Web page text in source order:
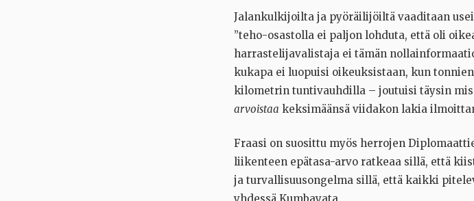
Jalankulkijoilta ja pyöräilijöiltä vaaditaan
”teho-osastolla ei paljon lohduta, että oli
harrastelijavalistaja ei tämän
kukapa ei luopuisi oikeuksistaan, kun
kilometrin tuntivauhdilla – joutuisi täysin
arvoistaa keksimäänsä viidakon lakia
Fraasi on suosittu myös herrojen
liikenteen epätasa-arvo ratkeaa sillä, että
ja turvallisuusongelma sillä, että kaikki
yhdessä Kumbayata.